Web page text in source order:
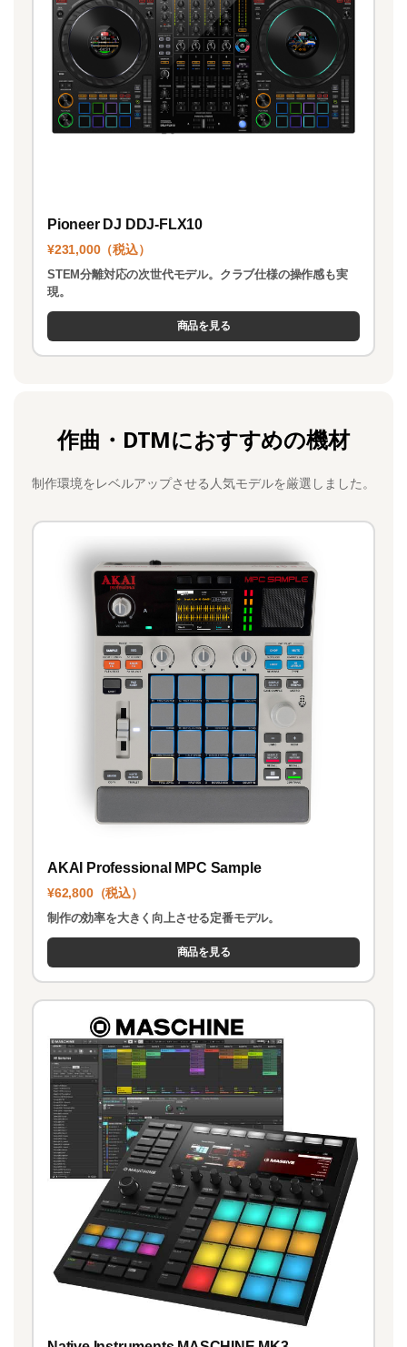
Pioneer DJ DDJ-FLX10
¥231,000（税込）
STEM分離対応の次世代モデル。クラブ仕様の操作感も実
現。
商品を見る
作曲・DTMにおすすめの機材
制作環境をレベルアップさせる人気モデルを厳選しました。
AKAI Professional MPC Sample
¥62,800（税込）
制作の効率を大きく向上させる定番モデル。
商品を見る